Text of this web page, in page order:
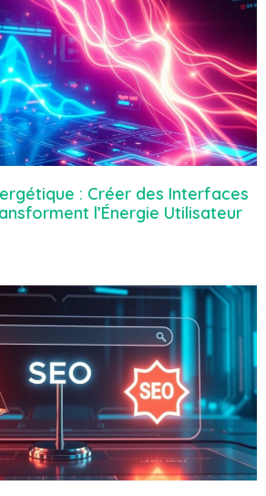
: Créer des Interfaces
l’Énergie Utilisateur